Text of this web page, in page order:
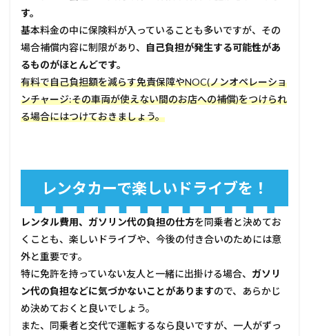
す。
基本料金の中に保険料が入っていることも多いですが、その
場合補償内容に制限があり、
自己負担が発生する可能性があ
るものがほとんどです。
有料で自己負担額を減らす免責保障やNOC(ノンオペレーショ
ンチャージ:その車両が使えない間のお店への補償)をつけられ
る場合にはつけておきましょう。
レンタカーで楽しいドライブを！
レンタル費用、ガソリン代の負担の仕方を同乗者と決めてお
くことも、楽しいドライブや、今後の付き合いのためには意
外と重要です。
特に免許を持っていない友人と一緒に出掛ける場合、 ガソリ
ン代の負担などに気づかないことがありますので、あらかじ
め決めておくと良いでしょう。
また、同乗者と交代で運転するなら良いですが、一人がずっ